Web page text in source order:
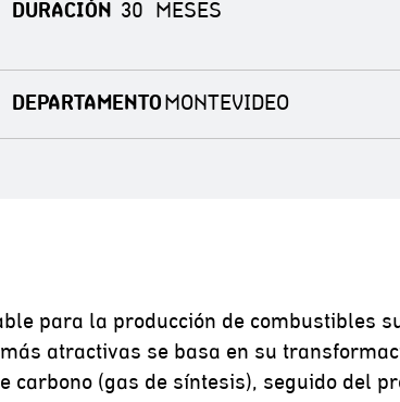
DURACIÓN 30
DEPARTAMENTO MONTEVIDEO
para la producción de combustibles
atractivas se basa en su
(gas de síntesis), seguido del